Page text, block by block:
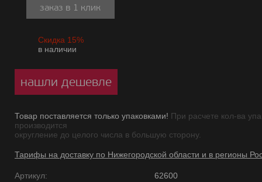
заказ в 1 клик
Скидка 15%
в наличии
нашли дешевле
Товар поставляется только упаковками! При расчете кол-ва
производится
округление до целого числа в большую сторону.
Тарифы на доставку по Нижегородской области и в регионы
Артикул:
62600